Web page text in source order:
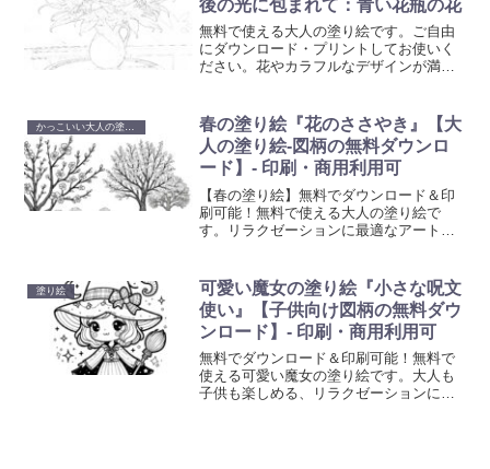
後の光に包まれて：青い花瓶の花
無料で使える大人の塗り絵です。ご自由
にダウンロード・プリントしてお使いく
ださい。花やカラフルなデザインが満載
とときを提供します。日々のストレスを
解放し、美しいアート作品を創り出すこ
とで、心の平和を見つけてください。
かっこいい大人の塗り絵
春の塗り絵『花のささやき』【大
人の塗り絵-図柄の無料ダウンロ
ード】- 印刷・商用利用可
【春の塗り絵】無料でダウンロード＆印
刷可能！無料で使える大人の塗り絵で
す。リラクゼーションに最適なアート活
放されるひと時を。
塗り絵
可愛い魔女の塗り絵『小さな呪文
使い』【子供向け図柄の無料ダウ
ンロード】- 印刷・商用利用可
無料でダウンロード＆印刷可能！無料で
使える可愛い魔女の塗り絵です。大人も
子供も楽しめる、リラクゼーションに最